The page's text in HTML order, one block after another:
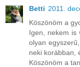
Betti 2011.
Köszönöm a
Igen, nekem is
olyan
neki korábban,
Köszönöm a